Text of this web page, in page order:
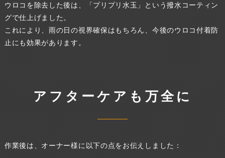
ウロコを除去した後は、「プリプリ水玉」という撥水コーティン
グで仕上げました。
これにより、雨の日の視界確保はもちろん、今後のウロコ付着防
止にも効果があります。
アフターケアも万全に
作業後は、オーナー様に以下の点をお伝えしました：